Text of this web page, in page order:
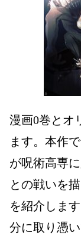
漫画0巻とオ
ます。 本作
が呪術高専
との戦いを
を紹介します
分に取り憑